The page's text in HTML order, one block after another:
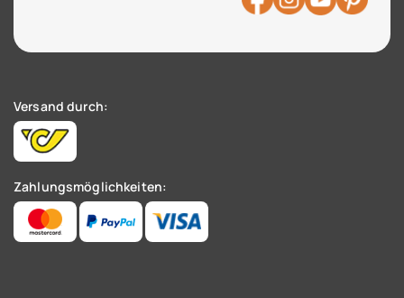
Versand durch:
Zahlungsmöglichkeiten: